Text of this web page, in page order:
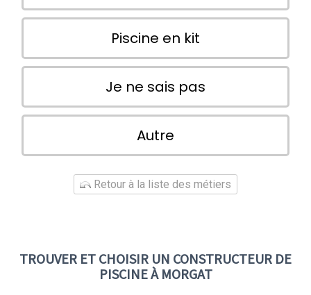
Piscine en kit
Je ne sais pas
Autre
Retour à la liste des métiers
TROUVER ET CHOISIR UN CONSTRUCTEUR DE
PISCINE À MORGAT